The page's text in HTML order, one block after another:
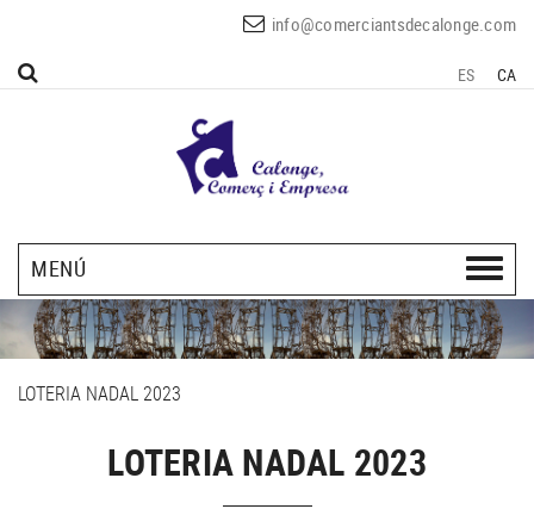
info@comerciantsdecalonge.com
ES CA
MENÚ
LOTERIA NADAL 2023
LOTERIA NADAL 2023